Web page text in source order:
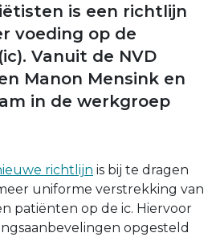
is een richtlijn
voeding op de
Vanuit de NVD
Manon Mensink en
in de werkgroep
richtlijn is bij te dragen
uniforme verstrekking van
patiënten op de ic. Hiervoor
opgesteld